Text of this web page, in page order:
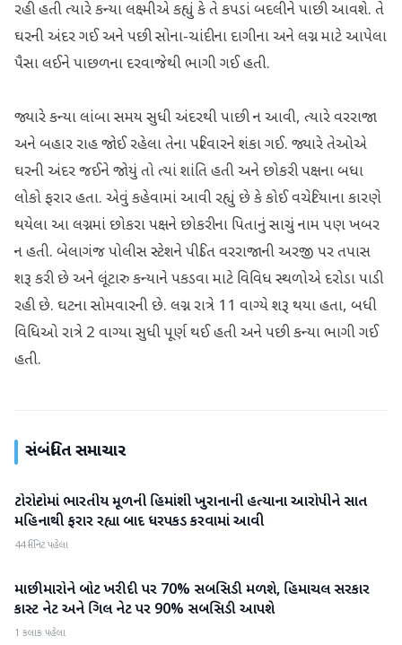
રહી હતી ત્યારે કન્યા લક્ષ્મીએ કહ્યું કે તે કપડાં બદલીને પાછી આવશે. તે
ઘરની અંદર ગઈ અને પછી સોના-ચાંદીના દાગીના અને લગ્ન માટે આપેલા
પૈસા લઈને પાછળના દરવાજેથી ભાગી ગઈ હતી.
જ્યારે કન્યા લાંબા સમય સુધી અંદરથી પાછી ન આવી, ત્યારે વરરાજા
અને બહાર રાહ જોઈ રહેલા તેના પરિવારને શંકા ગઈ. જ્યારે તેઓએ
ઘરની અંદર જઈને જોયું તો ત્યાં શાંતિ હતી અને છોકરી પક્ષના બધા
લોકો ફરાર હતા. એવું કહેવામાં આવી રહ્યું છે કે કોઈ વચેટિયાના કારણે
થયેલા આ લગ્નમાં છોકરા પક્ષને છોકરીના પિતાનું સાચું નામ પણ ખબર
ન હતી. બેલાગંજ પોલીસ સ્ટેશને પીડિત વરરાજાની અરજી પર તપાસ
શરૂ કરી છે અને લૂંટારુ કન્યાને પકડવા માટે વિવિધ સ્થળોએ દરોડા પાડી
રહી છે. ઘટના સોમવારની છે. લગ્ન રાત્રે 11 વાગ્યે શરૂ થયા હતા, બધી
વિધિઓ રાત્રે 2 વાગ્યા સુધી પૂર્ણ થઈ હતી અને પછી કન્યા ભાગી ગઈ
હતી.
સંબંધિત સમાચાર
રાષ્ટ્રીય
ટોરોન્ટોમાં ભારતીય મૂળની હિમાંશી ખુરાનાની હત્યાના આરોપીને સાત
મહિનાથી ફરાર રહ્યા બાદ ધરપકડ કરવામાં આવી
44 મિનિટ પહેલા
રાષ્ટ્રીય
માછીમારોને બોટ ખરીદી પર 70% સબસિડી મળશે, હિમાચલ સરકાર
કાસ્ટ નેટ અને ગિલ નેટ પર 90% સબસિડી આપશે
1 કલાક પહેલા